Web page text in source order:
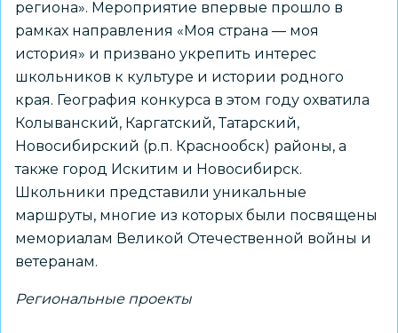
региона». Мероприятие впервые прошло в
рамках направления «Моя страна — моя
история» и призвано укрепить интерес
школьников к культуре и истории родного
края. География конкурса в этом году охватила
Колыванский, Каргатский, Татарский,
Новосибирский (р.п. Краснообск) районы, а
также город Искитим и Новосибирск.
Школьники представили уникальные
маршруты, многие из которых были посвящены
мемориалам Великой Отечественной войны и
ветеранам.
Региональные проекты